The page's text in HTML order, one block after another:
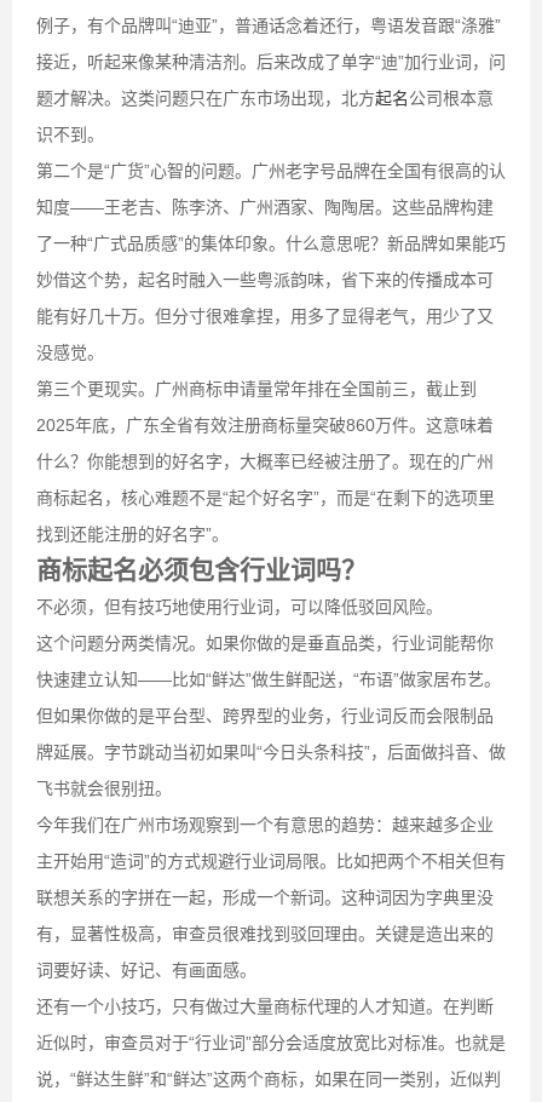
例子，有个品牌叫“迪亚”，普通话念着还行，粤语发音跟“涤雅”
接近，听起来像某种清洁剂。后来改成了单字“迪”加行业词，问
题才解决。这类问题只在广东市场出现，北方起名公司根本意
识不到。
第二个是“广货”心智的问题。广州老字号品牌在全国有很高的认
知度——王老吉、陈李济、广州酒家、陶陶居。这些品牌构建
了一种“广式品质感”的集体印象。什么意思呢？新品牌如果能巧
妙借这个势，起名时融入一些粤派韵味，省下来的传播成本可
能有好几十万。但分寸很难拿捏，用多了显得老气，用少了又
没感觉。
第三个更现实。广州商标申请量常年排在全国前三，截止到
2025年底，广东全省有效注册商标量突破860万件。这意味着
什么？你能想到的好名字，大概率已经被注册了。现在的广州
商标起名，核心难题不是“起个好名字”，而是“在剩下的选项里
找到还能注册的好名字”。
商标起名必须包含行业词吗？
不必须，但有技巧地使用行业词，可以降低驳回风险。
这个问题分两类情况。如果你做的是垂直品类，行业词能帮你
快速建立认知——比如“鲜达”做生鲜配送，“布语”做家居布艺。
但如果你做的是平台型、跨界型的业务，行业词反而会限制品
牌延展。字节跳动当初如果叫“今日头条科技”，后面做抖音、做
飞书就会很别扭。
今年我们在广州市场观察到一个有意思的趋势：越来越多企业
主开始用“造词”的方式规避行业词局限。比如把两个不相关但有
联想关系的字拼在一起，形成一个新词。这种词因为字典里没
有，显著性极高，审查员很难找到驳回理由。关键是造出来的
词要好读、好记、有画面感。
还有一个小技巧，只有做过大量商标代理的人才知道。在判断
近似时，审查员对于“行业词”部分会适度放宽比对标准。也就是
说，“鲜达生鲜”和“鲜达”这两个商标，如果在同一类别，近似判